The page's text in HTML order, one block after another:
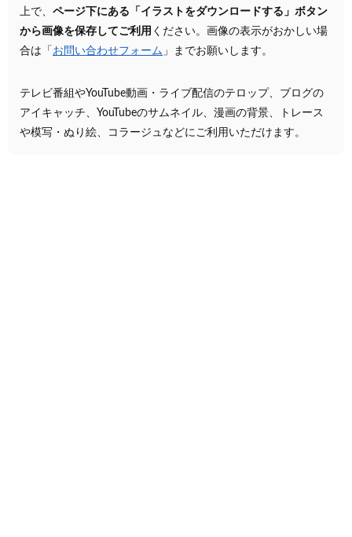
上で、 ページ下にある「イラストをダウンロードする」ボタン
から画像を保存してご利用 ください。画像の表示がおかしい場
合は「 お問い合わせフォーム 」までお願いします。
テレビ番組やYouTube動画・ライブ配信のテロップ、ブログの
アイキャッチ、YouTubeのサムネイル、漫画の背景、トレース
や模写・ぬり絵、コラージュなどにご利用いただけます。